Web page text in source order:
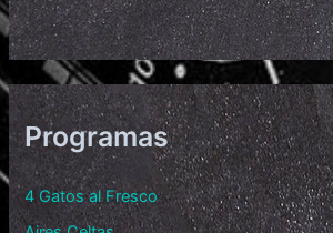
Programas
4 Gatos al Fresco